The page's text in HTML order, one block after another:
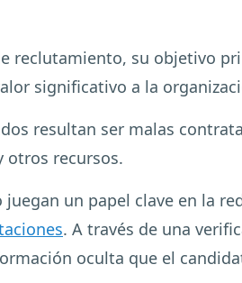
reclutamiento, su objetivo
significativo a la
resultan ser malas
otros recursos.
un papel clave en la
. A través de una
oculta que el